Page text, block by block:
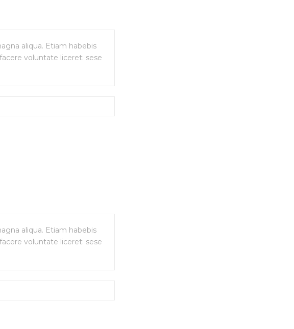
aliqua. Etiam habebis
voluntate liceret: sese
aliqua. Etiam habebis
voluntate liceret: sese